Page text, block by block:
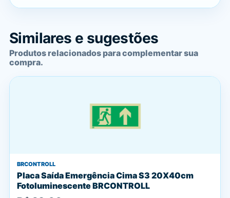
Similares e sugestões
Produtos relacionados para complementar sua
compra.
BRCONTROLL
Placa Saída Emergência Cima S3 20X40cm
Fotoluminescente BRCONTROLL